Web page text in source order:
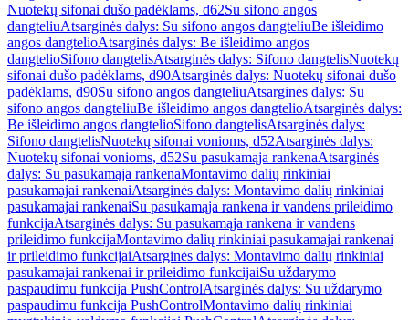
Nuotekų sifonai dušo padėklams, d62Su sifono angos
dangteliuAtsarginės dalys: Su sifono angos dangteliuBe išleidimo
angos dangtelioAtsarginės dalys: Be išleidimo angos
dangtelioSifono dangtelisAtsarginės dalys: Sifono dangtelisNuotekų
sifonai dušo padėklams, d90Atsarginės dalys: Nuotekų sifonai dušo
padėklams, d90Su sifono angos dangteliuAtsarginės dalys: Su
sifono angos dangteliuBe išleidimo angos dangtelioAtsarginės dalys:
Be išleidimo angos dangtelioSifono dangtelisAtsarginės dalys:
Sifono dangtelisNuotekų sifonai vonioms, d52Atsarginės dalys:
Nuotekų sifonai vonioms, d52Su pasukamąja rankenaAtsarginės
dalys: Su pasukamąja rankenaMontavimo dalių rinkiniai
pasukamajai rankenaiAtsarginės dalys: Montavimo dalių rinkiniai
pasukamajai rankenaiSu pasukamąja rankena ir vandens prileidimo
funkcijaAtsarginės dalys: Su pasukamąja rankena ir vandens
prileidimo funkcijaMontavimo dalių rinkiniai pasukamajai rankenai
ir prileidimo funkcijaiAtsarginės dalys: Montavimo dalių rinkiniai
pasukamajai rankenai ir prileidimo funkcijaiSu uždarymo
paspaudimu funkcija PushControlAtsarginės dalys: Su uždarymo
paspaudimu funkcija PushControlMontavimo dalių rinkiniai